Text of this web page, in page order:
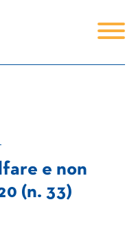
e non
(n. 33)